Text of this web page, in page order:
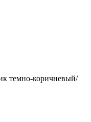
темно-коричневый/